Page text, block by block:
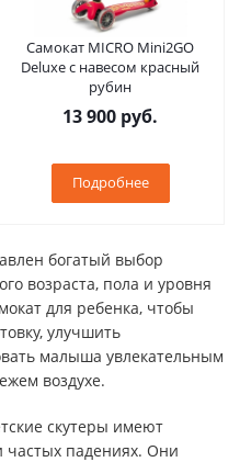
Самокат MICRO Mini2GO
Deluxe с навесом красный
рубин
13 900 руб.
Подробнее
богатый выбор
возраста, пола и уровня
для ребенка, чтобы
улучшить
малыша увлекательным
воздухе.
скутеры имеют
падениях. Они